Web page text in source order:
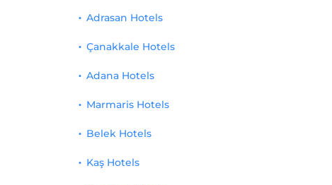
Adrasan Hotels
Çanakkale Hotels
Adana Hotels
Marmaris Hotels
Belek Hotels
Kaş Hotels